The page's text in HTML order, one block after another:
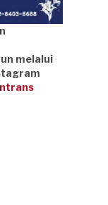
melalui